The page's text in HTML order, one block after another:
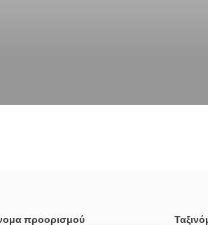
προορισμού